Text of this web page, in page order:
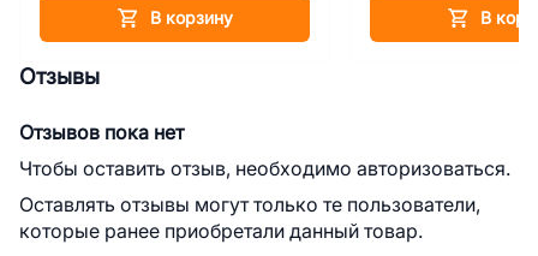
В корзину В
Отзывы
Отзывов пока нет
Чтобы оставить отзыв, необходимо авторизоваться.
Оставлять отзывы могут только те пользователи,
которые ранее приобретали данный товар.